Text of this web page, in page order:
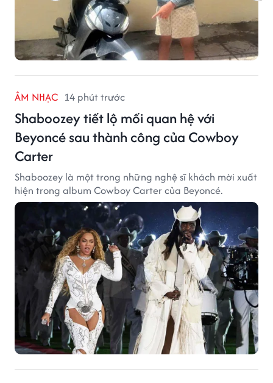
ÂM NHẠC 14 phút trước
Shaboozey tiết lộ mối quan hệ với
Beyoncé sau thành công của Cowboy
Carter
Shaboozey là một trong những nghệ sĩ khách mời xuất
hiện trong album Cowboy Carter của Beyoncé.